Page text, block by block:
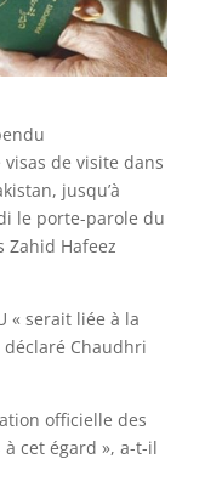
de visite dans
jusqu’à
le porte-parole du
Zahid Hafeez
« serait liée à la
déclaré Chaudhri
officielle des
cet égard », a-t-il